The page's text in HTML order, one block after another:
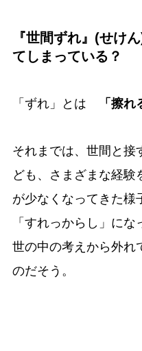
『世間ずれ』(せけ
てしまっている？
「ずれ」とは 「擦れ
それまでは、世間と接
ども、さまざまな経験
が少なくなってきた様
「すれっからし」にな
世の中の考えから外れ
のだそう。